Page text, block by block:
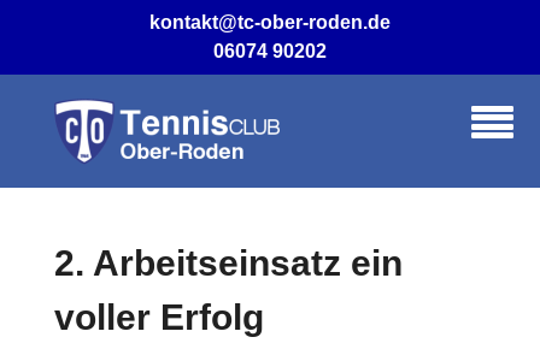
content
kontakt@tc-ober-roden.de
06074 90202
2. Arbeitseinsatz ein
voller Erfolg